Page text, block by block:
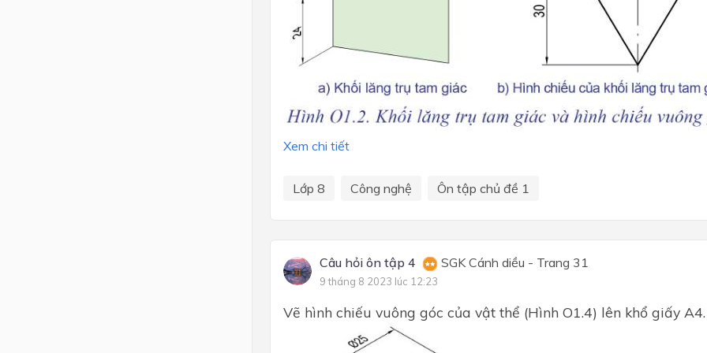
Xem chi tiết
Lớp 8 Công nghệ Ôn tập chủ đề 1
Câu hỏi ôn tập 4 SGK Cánh diều - Trang 31
9 tháng 8 2023 lúc 12:23
Vẽ hình chiếu vuông góc của vật thể (Hình O1.4) lên khổ giấy A4.